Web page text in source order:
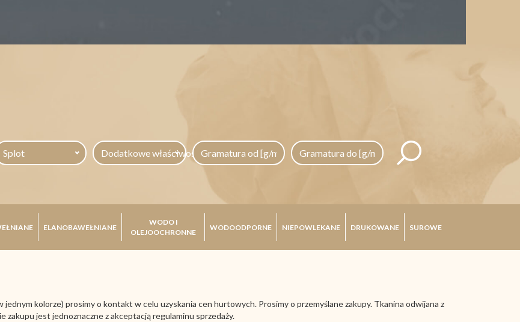
Splot Dodatkowe właściwości
ELANOBAWEŁNIANE
WODO I
OLEJOOCHRONNE
WODOODPORNE NIEPOWLEKANE DRUKOWANE SUROWE
kolorze) prosimy o kontakt w celu uzyskania cen hurtowych. Prosimy o przemyślane zakupy. Tkanina odwijana z
jest jednoznaczne z akceptacją regulaminu sprzedaży.